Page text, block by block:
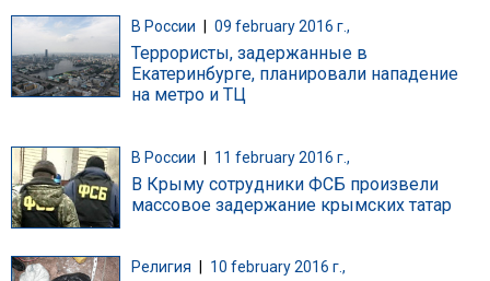
В России 09 february 2016 г.,
Террористы, задержанные в
Екатеринбурге, планировали нападение
на метро и ТЦ
В России | 11 february 2016 г.,
В Крыму сотрудники ФСБ произвели
массовое задержание крымских татар
Религия 10 february 2016 г.,